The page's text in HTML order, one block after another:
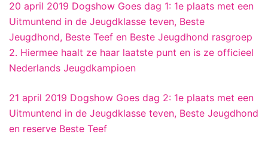
20 april 2019 Dogshow Goes dag 1: 1e plaats met een
Uitmuntend in de Jeugdklasse teven, Beste
Jeugdhond, Beste Teef en Beste Jeugdhond rasgroep
2. Hiermee haalt ze haar laatste punt en is ze officieel
Nederlands Jeugdkampioen
21 april 2019 Dogshow Goes dag 2: 1e plaats met een
Uitmuntend in de Jeugdklasse teven, Beste Jeugdhond
en reserve Beste Teef